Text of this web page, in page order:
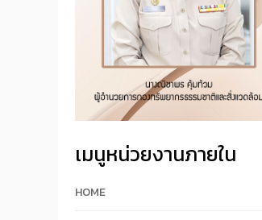
เมนูหน่วยงานภายใน
HOME